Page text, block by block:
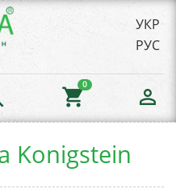
УКР
РУС
shopping_cart
0
person_outline
Konigstein